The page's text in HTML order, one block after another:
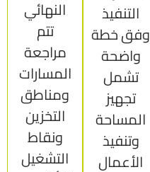
التنفيذ
وفق خطة
واضحة
تشمل
تجهيز
المساحة
وتنفيذ
الأعمال
النهائي
تتم
مراجعة
المسارات
ومناطق
التخزين
ونقاط
التشغيل